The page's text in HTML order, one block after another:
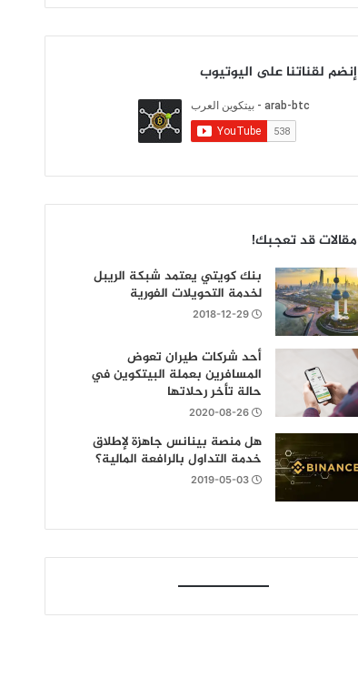
إنضم لقناتنا على اليوتيوب
مقالات قد تعجبك!
بنك كويتي يعتمد شبكة الريبل
لخدمة التحويلات الفورية
2018-12-29
أحد شركات طيران تعوض
المسافرين بعملة البيتكوين في
حالة تأخر رحلاتها
2020-08-26
هل منصة بينانس جاهزة لإطلاق
خدمة التداول بالرافعة المالية؟
2019-05-03